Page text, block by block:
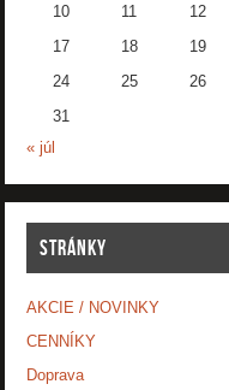
10 11 12
17 18 19
24 25 26
31
« júl
STRÁNKY
AKCIE / NOVINKY
CENNÍKY
Doprava